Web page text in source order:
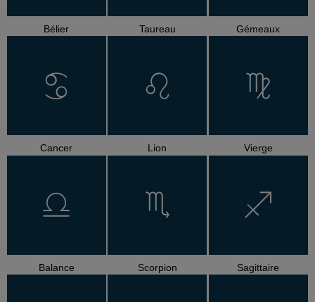
Bélier Taureau Gémeaux
Cancer Lion Vierge
Balance Scorpion Sagittaire